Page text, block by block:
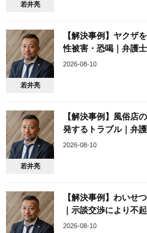
若井亮
若井亮
【解決事例】ヤクザ
性被害・恐喝｜弁護
により200万円の示談
2026-08-10
若井亮
【解決事例】風俗店
発するトラブル｜弁
請求を拒絶し動画消
2026-08-10
【解決事例】わいせ
｜示談交渉により不
回避を実現した事例
2026-08-10